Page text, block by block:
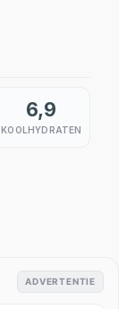
6,9
KOOLHYDRATEN
ADVERTENTIE